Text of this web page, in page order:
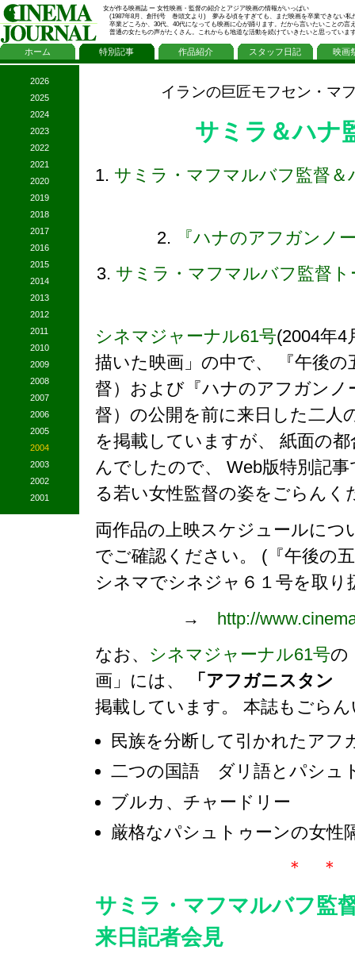
女が作る映画誌 ー 女性映画・監督の紹介とアジア映画の情報がいっぱい
(1987年8月、創刊号 巻頭文より) 夢みる頃をすぎても、まだ映画を卒業できない私
卒業どころか、30代、40代になっても映画に心が踊ります。だから言いたいことの言
普通の女たちの声がたくさん。これからも地道な活動を続けていきたいと思っていま
ホーム 特別記事 作品紹介 スタッフ日記 映画
2026
2025
2024
2023
2022
2021
2020
2019
2018
2017
2016
2015
2014
2013
2012
2011
2010
2009
2008
2007
2006
2005
2004
2003
2002
2001
イランの巨匠モフセン・マ
サミラ＆ハナ
1. サミラ・マフマルバフ監督
2.
『ハナのアフガンノ
3. サミラ・マフマルバフ監督
シネマジャーナル61号(2004年
描いた映画」の中で、 『午後
督）および『ハナのアフガン
督）の公開を前に来日した二人
を掲載していますが、 紙面の
んでしたので、 Web版特別記
る若い女性監督の姿をごらんく
両作品の上映スケジュールに
でご確認ください。 (『午後の
シネマでシネジャ６１号を取
→ http://
なお、 シネマジャーナル61号の
画」には、
「アフガニスタン
掲載しています。 本誌もごら
民族を分断して引かれたアフ
二つの国語 ダリ語とパシュ
ブルカ、チャードリー
厳格なパシュトゥーンの女性
＊ ＊
サミラ・マフマルバフ監
来日記者会見